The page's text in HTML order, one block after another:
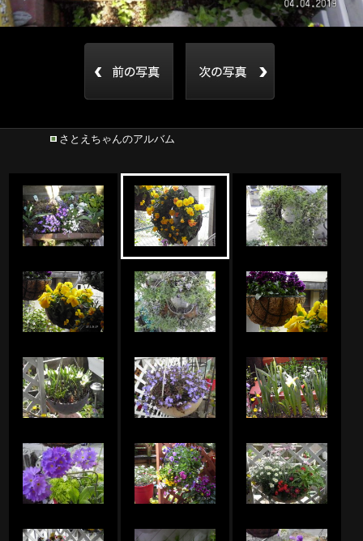
さとえちゃんのアルバム